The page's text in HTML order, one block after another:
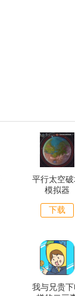
平行太空
模拟器
下载
我与兄贵